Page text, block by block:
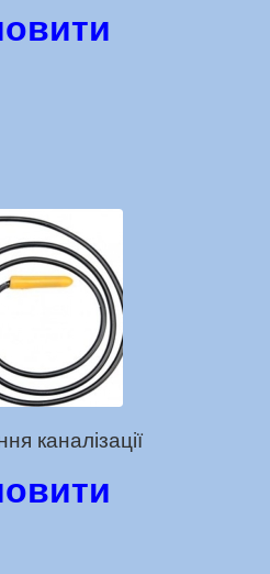
каналізації